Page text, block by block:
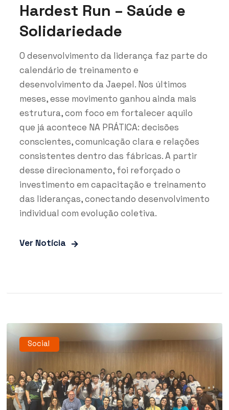
Hardest Run – Saúde e
Solidariedade
O desenvolvimento da liderança faz parte do
calendário de treinamento e
desenvolvimento da Jaepel. Nos últimos
meses, esse movimento ganhou ainda mais
estrutura, com foco em fortalecer aquilo
que já acontece NA PRÁTICA: decisões
conscientes, comunicação clara e relações
consistentes dentro das fábricas. A partir
desse direcionamento, foi reforçado o
investimento em capacitação e treinamento
das lideranças, conectando desenvolvimento
individual com evolução coletiva.
Ver Notícia
Social